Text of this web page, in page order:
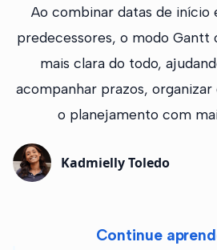
Continue
Ao combinar datas de início
predecessores, o modo Gantt
mais clara do todo,
acompanhar prazos,
o planejamento com
Kadmielly Toledo